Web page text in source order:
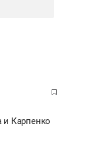
и Карпенко